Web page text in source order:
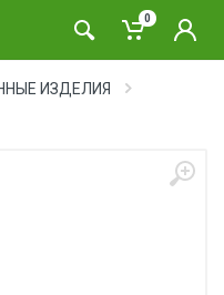
0
ИЗДЕЛИЯ